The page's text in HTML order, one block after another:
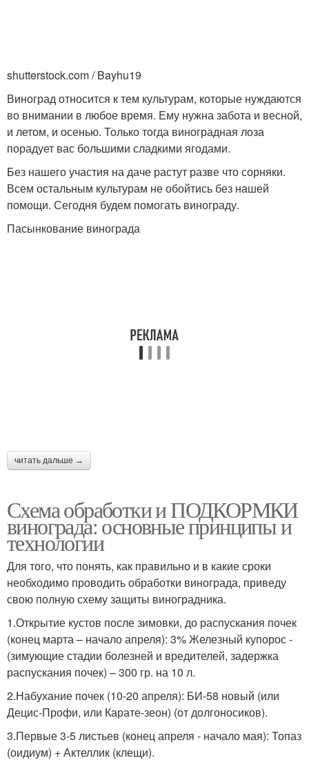
Почва для
выращивания
Глинистая почва
Почва для винограда
shutterstock.com / Bayhu19
Виноград относится к тем культурам, которые нуждаются
во внимании в любое время. Ему нужна забота и весной,
и летом, и осенью. Только тогда виноградная лоза
порадует вас большими сладкими ягодами.
Без нашего участия на даче растут разве что сорняки.
Всем остальным культурам не обойтись без нашей
помощи. Сегодня будем помогать винограду.
Пасынкование винограда
читать дальше →
Схема обработки и ПОДКОРМКИ
винограда: основные принципы и
технологии
Для того, что понять, как правильно и в какие сроки
необходимо проводить обработки винограда, приведу
свою полную схему защиты виноградника.
1.Открытие кустов после зимовки, до распускания почек
(конец марта – начало апреля): 3% Железный купорос -
(зимующие стадии болезней и вредителей, задержка
распускания почек) – 300 гр. на 10 л.
2.Набухание почек (10-20 апреля): БИ-58 новый (или
Децис-Профи, или Карате-зеон) (от долгоносиков).
3.Первые 3-5 листьев (конец апреля - начало мая): Топаз
(оидиум) + Актеллик (клещи).